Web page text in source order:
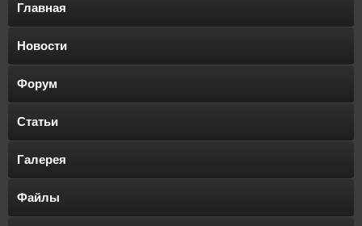
Главная
Новости
Форум
Статьи
Галерея
Файлы